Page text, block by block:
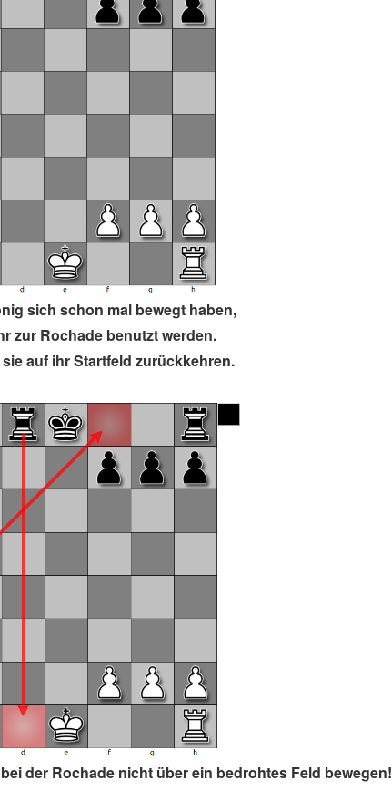
sich schon mal bewegt haben,
zur Rochade benutzt werden.
auf ihr Startfeld zurückkehren.
der Rochade nicht über ein bedrohtes Feld bewegen!